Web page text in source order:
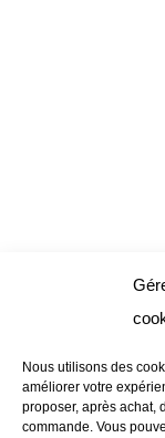
Nous utilisons des
améliorer votre
proposer, après achat,
commande. Vous
Nous
Besoin d’un